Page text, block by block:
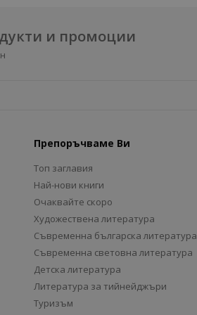
и промоции
Препоръчваме Ви
Топ заглавия
Най-нови книги
Очаквайте скоро
Художествена литература
Съвременна българска литература
Съвременна световна литература
Детска литература
Литература за тийнейджъри
Туризъм